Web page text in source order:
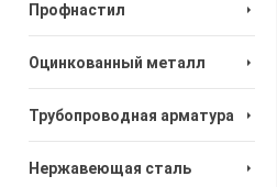
Профнастил
Оцинкованный металл
Трубопроводная арматура
Нержавеющая сталь